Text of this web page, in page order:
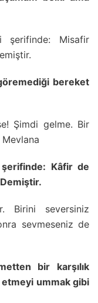
şerifinde: Misafir
bereket
Şimdi gelme. Bir
Kâfir de
Birini seversiniz
sevmeseniz de
bir karşılık
etmeyi ummak gibi